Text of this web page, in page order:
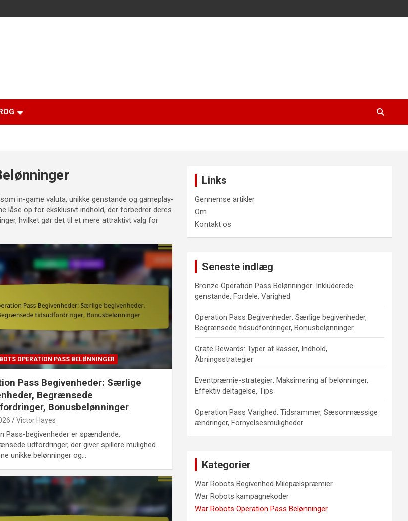
in-game valuta, unikke genstande og gameplay-
låse op for eksklusivt indhold, der forbedrer deres
hvilket gør det til et mere attraktivt valg for
OPERATION PASS BELØNNINGER
Pass Begivenheder: Særlige
Begrænsede
Bonusbelønninger
Victor Hayes
Pass-begivenheder er spændende,
udfordringer, der giver spillere mulighed
unikke belønninger og…
Links
Gennemse artikler
Om
Kontakt os
Seneste indlæg
Bronze Operation Pass Belønninger: Inkluderede
genstande, Fordele, Varighed
Operation Pass Begivenheder: Særlige begivenheder,
Begrænsede tidsudfordringer, Bonusbelønninger
Crate Rewards: Typer af kasser, Indhold,
Åbningsstrategier
Eventpræmie-strategier: Maksimering af belønninger,
Effektiv deltagelse, Tips
Operation Pass Varighed: Tidsrammer, Sæsonmæssige
ændringer, Fornyelsesmuligheder
Kategorier
War Robots Begivenhed Milepælspræmier
War Robots kampagnekoder
War Robots Operation Pass Belønninger